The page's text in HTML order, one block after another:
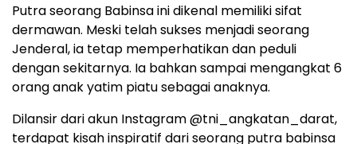
Putra seorang Babinsa ini dikenal memiliki sifat
dermawan. Meski telah sukses menjadi seorang
Jenderal, ia tetap memperhatikan dan peduli
dengan sekitarnya. Ia bahkan sampai mengangkat 6
orang anak yatim piatu sebagai anaknya.
Dilansir dari akun Instagram @tni_angkatan_darat,
terdapat kisah inspiratif dari seorang putra babinsa